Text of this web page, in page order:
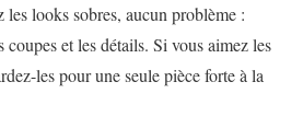
looks sobres, aucun problème :
coupes et les détails. Si vous aimez les
les pour une seule pièce forte à la